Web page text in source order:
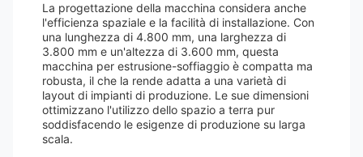
La progettazione della macchina considera anche
l'efficienza spaziale e la facilità di installazione. Con
una lunghezza di 4.800 mm, una larghezza di
3.800 mm e un'altezza di 3.600 mm, questa
macchina per estrusione-soffiaggio è compatta ma
robusta, il che la rende adatta a una varietà di
layout di impianti di produzione. Le sue dimensioni
ottimizzano l'utilizzo dello spazio a terra pur
soddisfacendo le esigenze di produzione su larga
scala.